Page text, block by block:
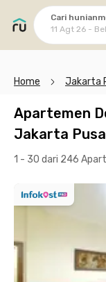
Cari
11 Agt 26 -
Home Jakarta
Apartemen
Jakarta
1 - 30 dari 246